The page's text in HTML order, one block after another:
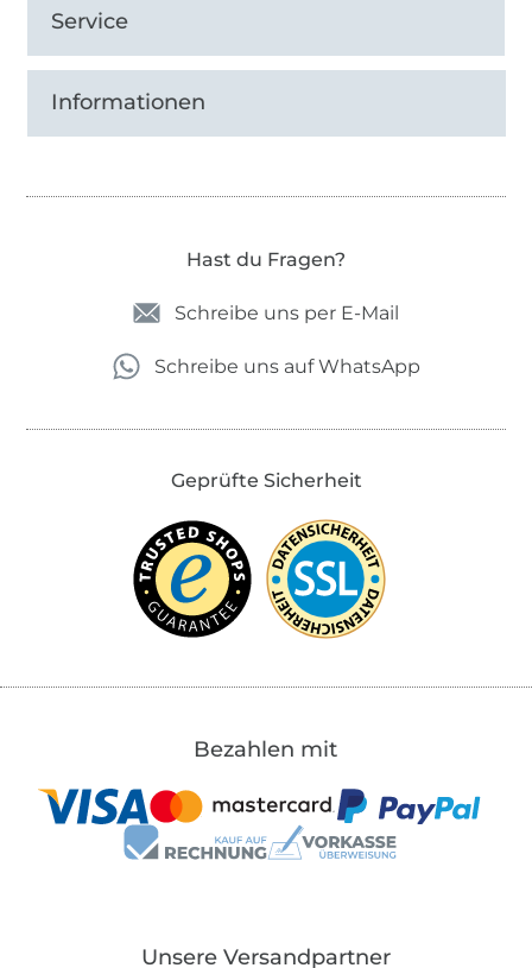
Service
Informationen
Hast du Fragen?
Schreibe uns per E-Mail
Schreibe uns auf WhatsApp
Geprüfte Sicherheit
Bezahlen mit
Unsere Versandpartner